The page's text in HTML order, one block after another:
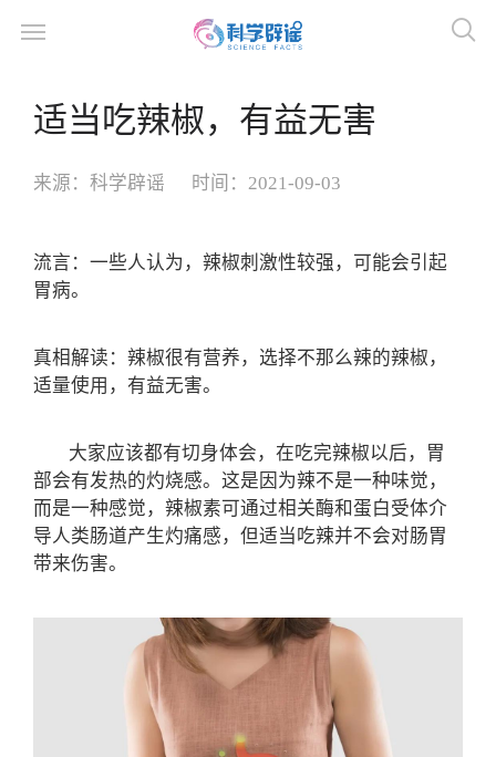
适当吃辣椒，有益无害
来源： 科学辟谣 时间： 2021-09-03
流言：一些人认为，辣椒刺激性较强，可能会引起
胃病。
真相解读：辣椒很有营养，选择不那么辣的辣椒，
适量使用，有益无害。
大家应该都有切身体会，在吃完辣椒以后，胃
部会有发热的灼烧感。这是因为辣不是一种味觉，
而是一种感觉，辣椒素可通过相关酶和蛋白受体介
导人类肠道产生灼痛感，但适当吃辣并不会对肠胃
带来伤害。